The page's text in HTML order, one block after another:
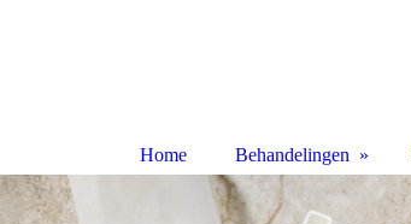
Home Behandelingen